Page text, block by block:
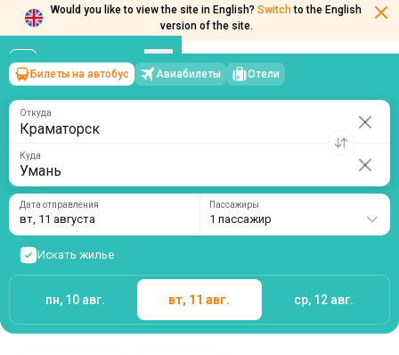
Would you like to view the site in English? Switch to the English
version of the site.
Краматорск
Билеты на автобус Авиабилеты Отели
Куда
Дата отправления
вт, 11 августа
Искать жилье